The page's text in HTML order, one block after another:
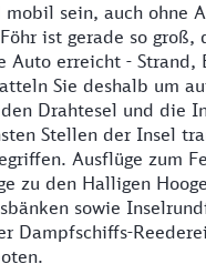
sein, auch ohne
ist gerade so groß,
Auto erreicht - Strand,
Sie deshalb um
Drahtesel und die
Stellen der Insel
Ausflüge zum
zu den Halligen
sowie
Dampfschiffs-